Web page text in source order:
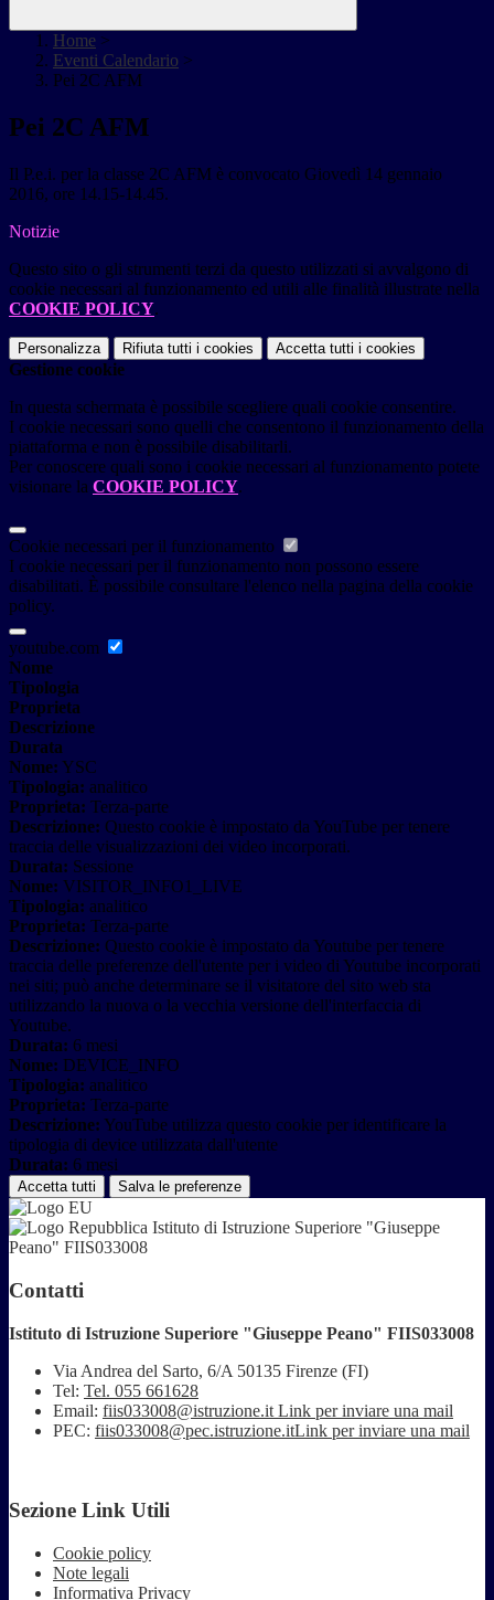
Home >
Eventi Calendario >
Pei 2C AFM
Pei 2C AFM
Il P.e.i. per la classe 2C AFM è convocato Giovedì 14 gennaio
2016, ore 14.15-14.45.
Notizie
Questo sito o gli strumenti terzi da questo utilizzati si avvalgono di
cookie necessari al funzionamento ed utili alle finalità illustrate nella
COOKIE POLICY.
Personalizza Rifiuta tutti i cookies Accetta tutti i cookies
Gestione cookie
In questa schermata è possibile scegliere quali cookie consentire.
I cookie necessari sono quelli che consentono il funzionamento della
piattaforma e non è possibile disabilitarli.
Per conoscere quali sono i cookie necessari al funzionamento potete
visionare la COOKIE POLICY.
Cookie necessari per il funzionamento
I cookie necessari per il funzionamento non possono essere
disabilitati. È possibile consultare l'elenco nella pagina della cookie
policy.
youtube.com
Nome
Tipologia
Proprieta
Descrizione
Durata
Nome: YSC
Tipologia: analitico
Proprieta: Terza-parte
Descrizione: Questo cookie è impostato da YouTube per tenere
traccia delle visualizzazioni dei video incorporati.
Durata: Sessione
Nome: VISITOR_INFO1_LIVE
Tipologia: analitico
Proprieta: Terza-parte
Descrizione: Questo cookie è impostato da Youtube per tenere
traccia delle preferenze dell'utente per i video di Youtube incorporati
nei siti; può anche determinare se il visitatore del sito web sta
utilizzando la nuova o la vecchia versione dell'interfaccia di
Youtube.
Durata: 6 mesi
Nome: DEVICE_INFO
Tipologia: analitico
Proprieta: Terza-parte
Descrizione: YouTube utilizza questo cookie per identificare la
tipologia di device utilizzata dall'utente
Durata: 6 mesi
Accetta tutti Salva le preferenze
Istituto di Istruzione Superiore "Giuseppe
Peano" FIIS033008
Contatti
Istituto di Istruzione Superiore "Giuseppe Peano" FIIS033008
Via Andrea del Sarto, 6/A 50135 Firenze (FI)
Tel: Tel. 055 661628
Email: fiis033008@istruzione.it Link per inviare una mail
PEC: fiis033008@pec.istruzione.itLink per inviare una mail
Sezione Link Utili
Cookie policy
Note legali
Informativa Privacy